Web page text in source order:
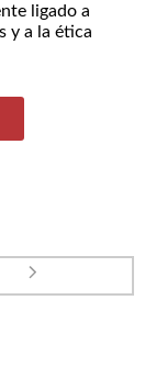
ligado a
y a la ética